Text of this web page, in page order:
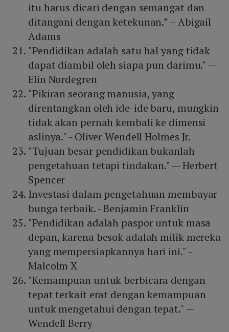
itu harus dicari dengan semangat dan
ditangani dengan ketekunan.” – Abigail
Adams
"Pendidikan adalah satu hal yang tidak
dapat diambil oleh siapa pun darimu." —
Elin Nordegren
"Pikiran seorang manusia, yang
direntangkan oleh ide-ide baru, mungkin
tidak akan pernah kembali ke dimensi
aslinya." - Oliver Wendell Holmes Jr.
"Tujuan besar pendidikan bukanlah
pengetahuan tetapi tindakan." — Herbert
Spencer
Investasi dalam pengetahuan membayar
bunga terbaik. - Benjamin Franklin
"Pendidikan adalah paspor untuk masa
depan, karena besok adalah milik mereka
yang mempersiapkannya hari ini." -
Malcolm X
"Kemampuan untuk berbicara dengan
tepat terkait erat dengan kemampuan
untuk mengetahui dengan tepat." —
Wendell Berry